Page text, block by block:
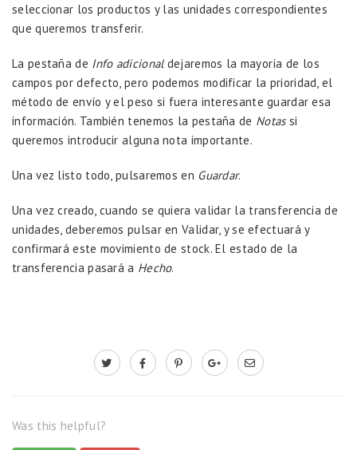
seleccionar los productos y las unidades correspondientes
que queremos transferir.
La pestaña de Info adicionaldejaremos la mayoría de los
campos por defecto, pero podemos modificar la prioridad, el
método de envío y el peso si fuera interesante guardar esa
información. También tenemos la pestaña de Notassi
queremos introducir alguna nota importante.
Una vez listo todo, pulsaremos en Guardar.
Una vez creado, cuando se quiera validar la transferencia de
unidades, deberemos pulsar en Validar, y se efectuará y
confirmará este movimiento de stock. El estado de la
transferencia pasará a Hecho.
Was this helpful?